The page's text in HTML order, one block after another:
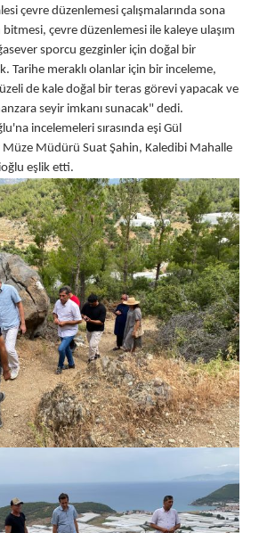
çevre düzenlemesi çalışmalarında sona
bitmesi, çevre düzenlemesi ile kaleye ulaşım
sporcu gezginler için doğal bir
Tarihe meraklı olanlar için bir inceleme,
de kale doğal bir teras görevi yapacak ve
seyir imkanı sunacak" dedi.
incelemeleri sırasında eşi Gül
Müdürü Suat Şahin, Kaledibi Mahalle
eşlik etti.